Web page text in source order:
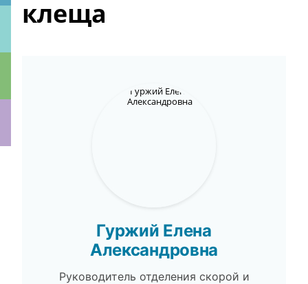
клеща
Гуржий Елена
Александровна
Руководитель отделения скорой и